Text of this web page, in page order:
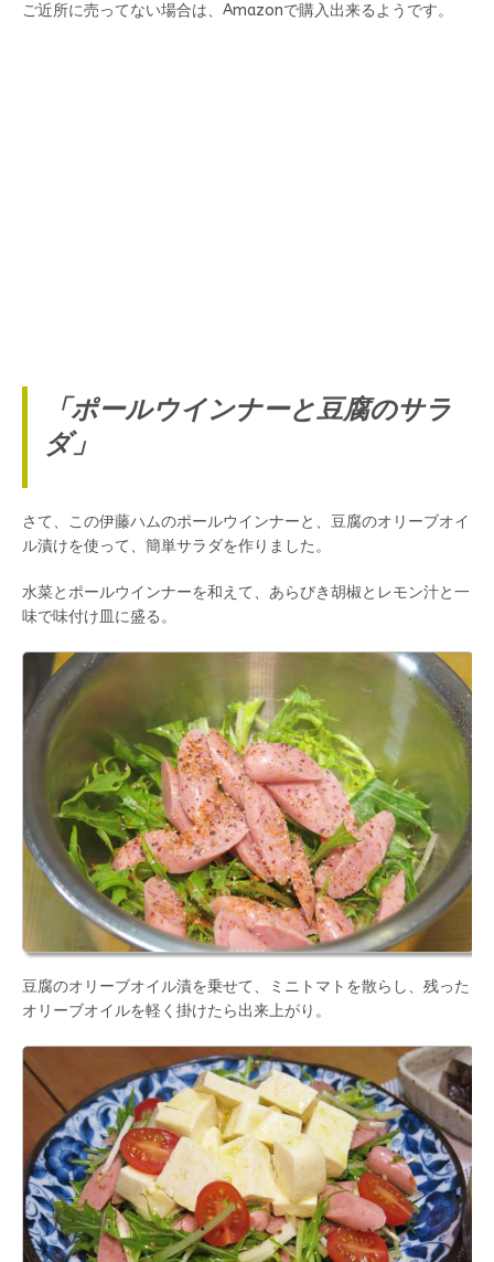
ご近所に売ってない場合は、Amazonで購入出来るようです。
「ポールウインナーと豆腐のサラ
ダ」
さて、この伊藤ハムのポールウインナーと、豆腐のオリーブオイ
ル漬けを使って、簡単サラダを作りました。
水菜とポールウインナーを和えて、あらびき胡椒とレモン汁と一
味で味付け皿に盛る。
豆腐のオリーブオイル漬を乗せて、ミニトマトを散らし、残った
オリーブオイルを軽く掛けたら出来上がり。